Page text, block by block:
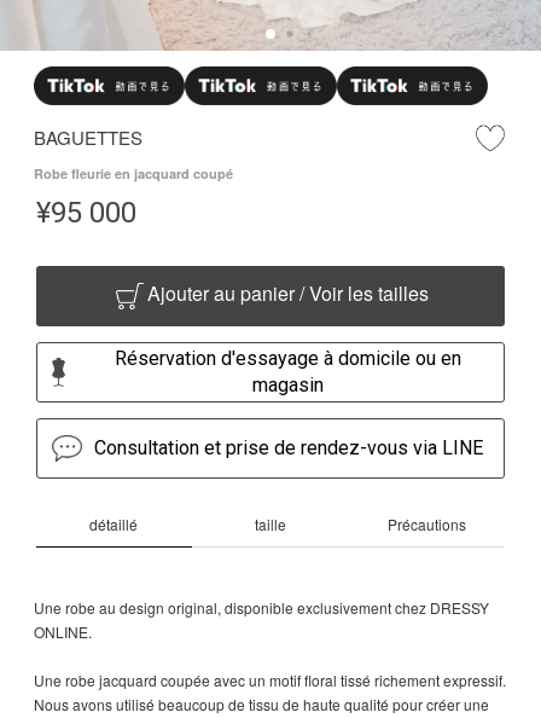
BAGUETTES
Robe fleurie en jacquard coupé
¥95 000
Ajouter au panier / Voir les tailles
Réservation d'essayage à domicile ou en
magasin
Consultation et prise de rendez-vous via LINE
détaillé taille Précautions
Une robe au design original, disponible exclusivement chez DRESSY
ONLINE.
Une robe jacquard coupée avec un motif floral tissé richement expressif.
Nous avons utilisé beaucoup de tissu de haute qualité pour créer une